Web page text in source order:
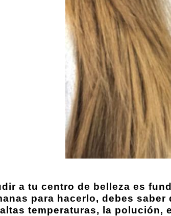
a tu centro de belleza es
para hacerlo, debes
altas temperaturas, la